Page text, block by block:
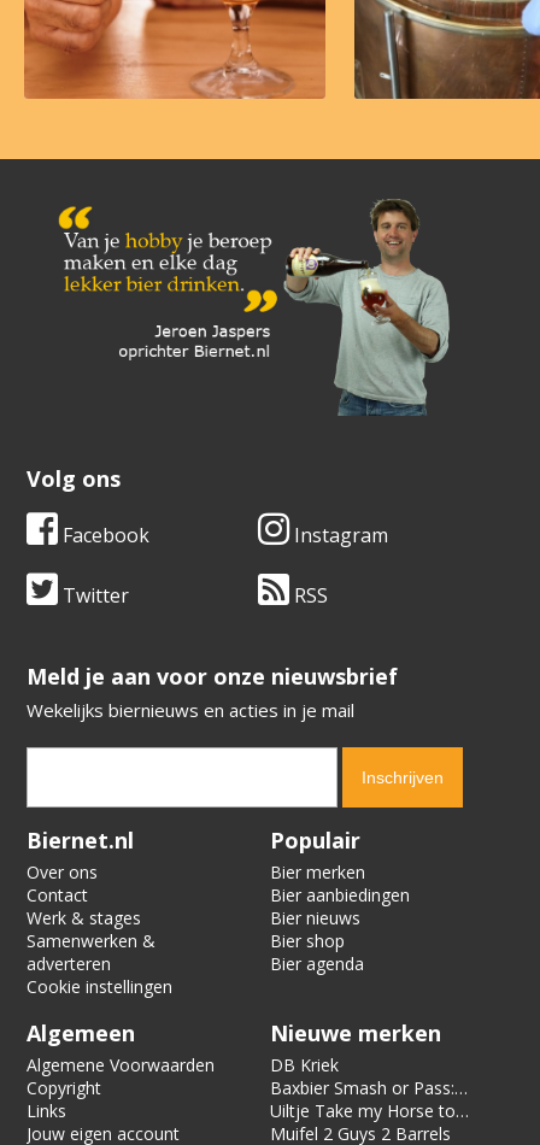
Volg ons
Facebook Instagram
Twitter RSS
​​​​​​​Meld je aan voor onze nieuwsbrief
Wekelijks biernieuws en acties in je mail
Verification code:
Biernet.nl
Over ons
Contact
Werk & stages
Samenwerken &
adverteren
Cookie instellingen
Populair
Bier merken
Bier aanbiedingen
Bier nieuws
Bier shop
Bier agenda
Algemeen
Algemene Voorwaarden
Copyright
Links
Jouw eigen account
Nieuwe merken
DB Kriek
Baxbier Smash or Pass:
Strata
Uiltje Take my Horse to
the Hotel Room
Muifel 2 Guys 2 Barrels